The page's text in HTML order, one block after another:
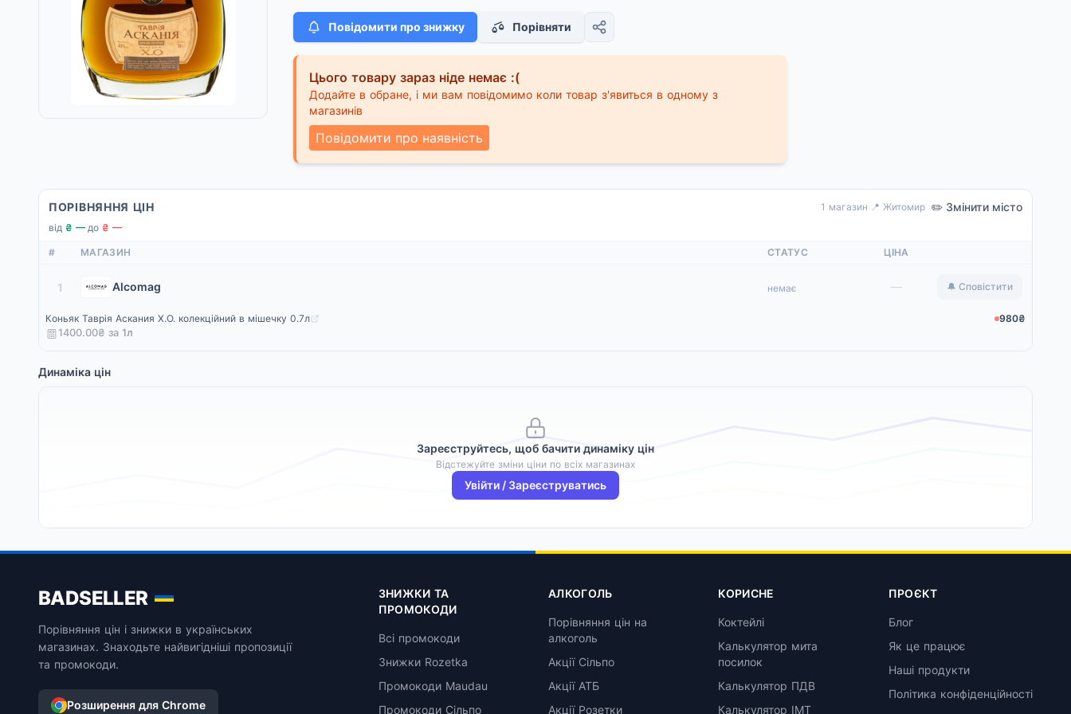
Повідомити про знижку Порівняти
Цього товару зараз ніде немає :(
Додайте в обране, і ми вам повідомимо коли товар з'явиться в одному з
магазинів
Повідомити про наявність
ПОРІВНЯННЯ ЦІН 1 магазин· 📍 Житомир ✏️ Змінити місто
від ₴ —·до ₴ —
# МАГАЗИН СТАТУС ЦІНА
1 Alcomag немає — 🔔 Сповістити
Коньяк Таврія Аскания X.O. колекційний в мішечку 0.7л
980₴
1400.00₴ за 1л
Динаміка цін
Зареєструйтесь, щоб бачити динаміку цін
Відстежуйте зміни ціни по всіх магазинах
Увійти / Зареєструватись
BADSELLER
Порівняння цін і знижки в українських
магазинах. Знаходьте найвигідніші пропозиції
та промокоди.
Розширення для Chrome
ЗНИЖКИ ТА
ПРОМОКОДИ
Всі промокоди
Знижки Rozetka
Промокоди Maudau
Промокоди Сільпо
АЛКОГОЛЬ
Порівняння цін на
алкоголь
Акції Сільпо
Акції АТБ
Акції Розетки
КОРИСНЕ
Коктейлі
Калькулятор мита
посилок
Калькулятор ПДВ
Калькулятор ІМТ
ПРОЄКТ
Блог
Як це працює
Наші продукти
Політика конфіденційності